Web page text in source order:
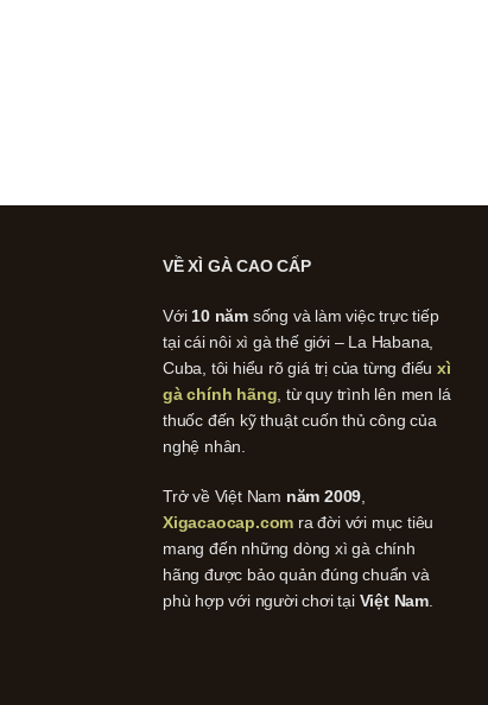
VỀ XÌ GÀ CAO CẤP
Với 10 năm sống và làm việc trực tiếp
tại cái nôi xì gà thế giới – La Habana,
Cuba, tôi hiểu rõ giá trị của từng điếuxì
gà chính hãng , từ quy trình lên men lá
thuốc đến kỹ thuật cuốn thủ công của
nghệ nhân.
Trở về Việt Nam năm 2009
Xigacaocap.com ra đời với mục tiêu
mang đến những dòng xì gà chính
hãng được bảo quản đúng chuẩn và
phù hợp với người chơi tại Việt Nam